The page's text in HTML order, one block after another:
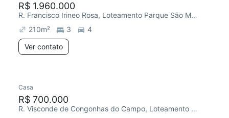
R$ 1.960.000
R. Francisco Irineo Rosa, Loteamento Parque São Martinho
210m² 3
4
Ver contato
Casa
R$ 700.000
R. Visconde de Congonhas do Campo, Loteamento Parque São Martinho